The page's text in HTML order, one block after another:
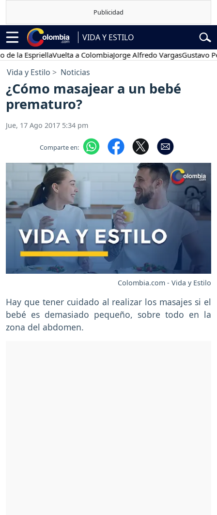
VIDA Y ESTILO
Vuelta a ColombiaJorge Alfredo VargasGustavo Petro
Vida y Estilo Noticias
¿Cómo masajear a un bebé
prematuro?
Jue, 17 Ago 2017 5:34 pm
Comparte en:
Colombia.com - Vida y Estilo
Hay que tener cuidado al realizar los masajes si el
bebé es demasiado pequeño, sobre todo en la
zona del abdomen.